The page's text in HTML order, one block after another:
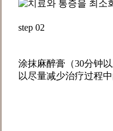
step 02
涂抹麻醉膏（30分钟以
以尽量减少治疗过程中